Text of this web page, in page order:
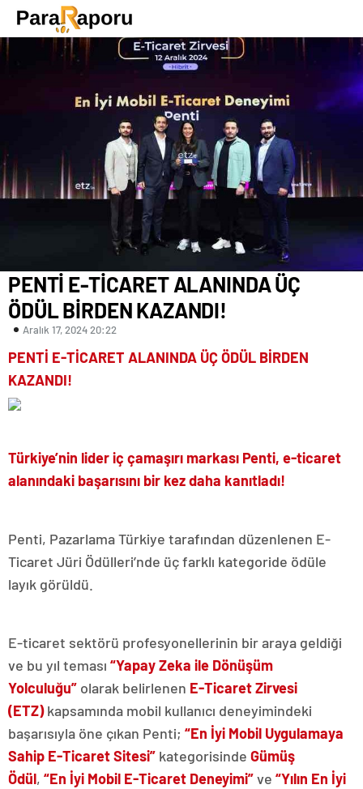
PENTİ E-TİCARET ALANINDA ÜÇ
ÖDÜL BİRDEN KAZANDI!
Aralık 17, 2024 20:22
PENTİ E-TİCARET ALANINDA ÜÇ ÖDÜL BİRDEN
KAZANDI!
Türkiye’nin lider iç çamaşırı markası Penti, e-ticaret
alanındaki başarısını bir kez daha kanıtladı!
Penti, Pazarlama Türkiye tarafından düzenlenen E-
Ticaret Jüri Ödülleri’nde üç farklı kategoride ödüle
layık görüldü.
E-ticaret sektörü profesyonellerinin bir araya geldiği
ve bu yıl teması “Yapay Zeka ile Dönüşüm
Yolculuğu” olarak belirlenen E-Ticaret Zirvesi
(ETZ)kapsamında mobil kullanıcı deneyimindeki
başarısıyla öne çıkan Penti; “En İyi Mobil Uygulamaya
Sahip E-Ticaret Sitesi” kategorisinde Gümüş
Ödül, “En İyi Mobil E-Ticaret Deneyimi”ve “Yılın En İyi